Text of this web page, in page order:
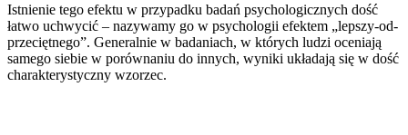
Istnienie tego efektu w przypadku badań psychologicznych dość
łatwo uchwycić – nazywamy go w psychologii efektem „lepszy-od-
przeciętnego”. Generalnie w badaniach, w których ludzi oceniają
samego siebie w porównaniu do innych, wyniki układają się w dość
charakterystyczny wzorzec.